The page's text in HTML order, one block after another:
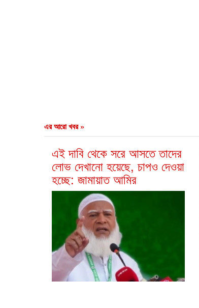
এর আরো খবর »
এই দাবি থেকে সরে আসতে তাদের
লোভ দেখানো হয়েছে, চাপও দেওয়া
হচ্ছে: জামায়াত আমির